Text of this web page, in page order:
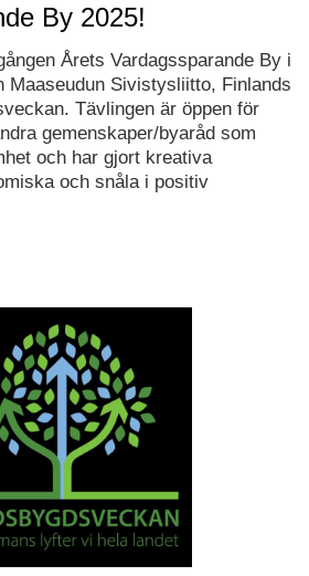
By 2025!
Årets Vardagssparande By i
Maaseudun Sivistysliitto, Finlands
Tävlingen är öppen för
gemenskaper/byaråd som
och har gjort kreativa
och snåla i positiv